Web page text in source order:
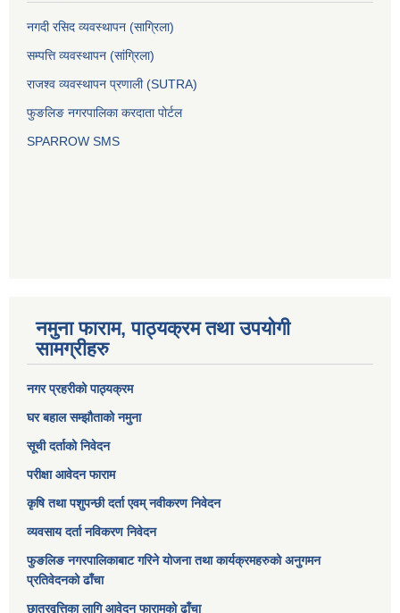
नगदी रसिद व्यवस्थापन (साग्रिला)
सम्पत्ति व्यवस्थापन (सांग्रिला)
राजश्व व्यवस्थापन प्रणाली (SUTRA)
फुङलिङ नगरपालिका करदाता पोर्टल
SPARROW SMS
नमुना फाराम, पाठ्यक्रम तथा उपयोगी
सामग्रीहरु
नगर प्रहरीको पाठ्यक्रम
घर बहाल सम्झौताको नमुना
सूची दर्ताको निवेदन
परीक्षा आवेदन फाराम
कृषि तथा पशुपन्छी दर्ता एवम् नवीकरण निवेदन
व्यवसाय दर्ता नविकरण निवेदन
फुङलिङ नगरपालिकाबाट गरिने योजना तथा कार्यक्रमहरुको अनुगमन
प्रतिवेदनको ढाँचा
छात्रवृत्तिका लागि आवेदन फारामको ढाँचा